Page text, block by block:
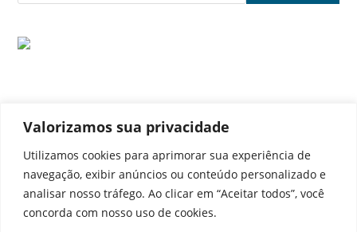
Valorizamos sua privacidade
Utilizamos cookies para aprimorar sua experiência de
navegação, exibir anúncios ou conteúdo personalizado e
analisar nosso tráfego. Ao clicar em “Aceitar todos”, você
concorda com nosso uso de cookies.